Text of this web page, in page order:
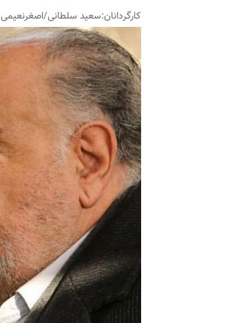
کارگردانان:سعید سلطانی/اصغرنعیمی